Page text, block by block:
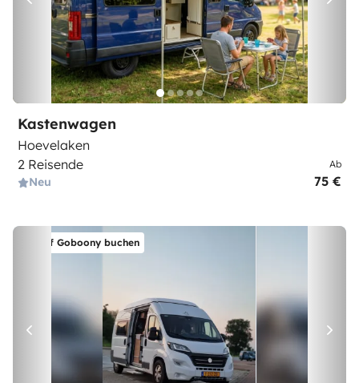
Kastenwagen
Hoevelaken
2 Reisende
Neu
Ab
75 €
Auf Goboony buchen